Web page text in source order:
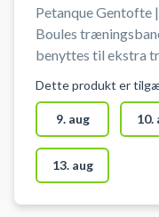
Petanque Gentofte
Boules
benyttes til ekstra
sportslig hygge.
Dette produkt er
9. aug 10.
13. aug